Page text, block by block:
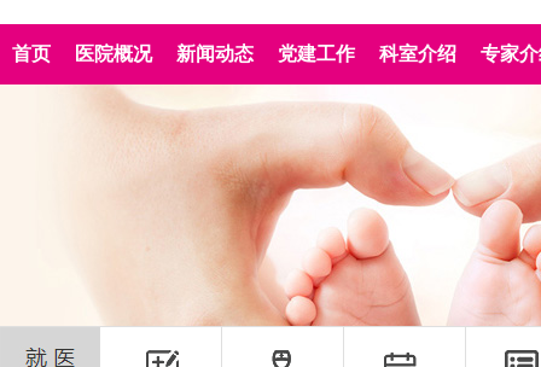
首页 医院概况 新闻动态 党建工作 科室介绍 专家